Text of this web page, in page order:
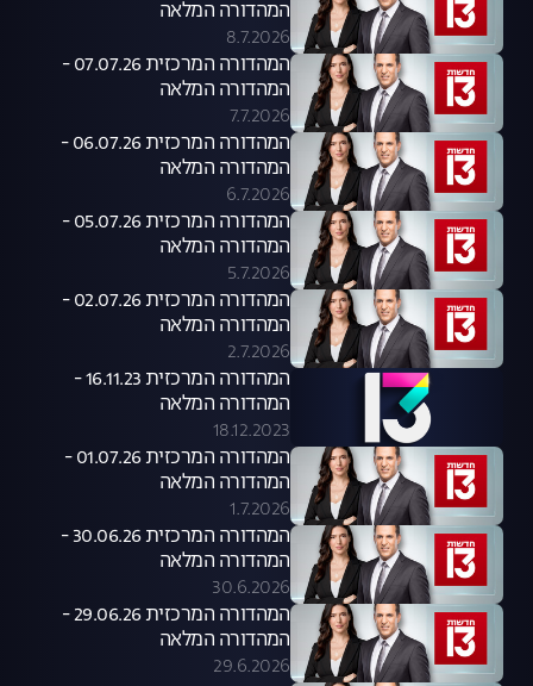
המהדורה המלאה
8.7.2026
המהדורה המרכזית 07.07.26 -
המהדורה המלאה
7.7.2026
המהדורה המרכזית 06.07.26 -
המהדורה המלאה
6.7.2026
המהדורה המרכזית 05.07.26 -
המהדורה המלאה
5.7.2026
המהדורה המרכזית 02.07.26 -
המהדורה המלאה
2.7.2026
המהדורה המרכזית 16.11.23 -
המהדורה המלאה
18.12.2023
המהדורה המרכזית 01.07.26 -
המהדורה המלאה
1.7.2026
המהדורה המרכזית 30.06.26 -
המהדורה המלאה
30.6.2026
המהדורה המרכזית 29.06.26 -
המהדורה המלאה
29.6.2026